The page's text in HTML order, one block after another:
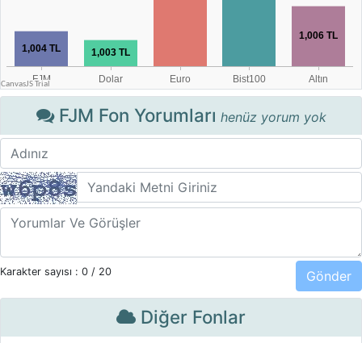
FJM Fon Yorumları henüz yorum yok
Karakter sayısı : 0 / 20
Diğer Fonlar